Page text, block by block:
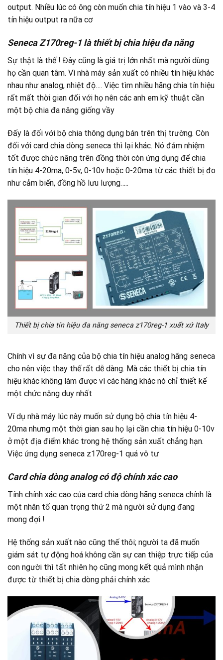
output. Nhiều lúc có ông còn muốn chia tín hiệu 1 vào và 3-4
tín hiệu output ra nữa cơ
Seneca Z170reg-1 là thiết bị chia hiệu đa năng
Sự thật là thế ! Đây cũng là giá trị lớn nhất mà người dùng
họ cần quan tâm. Vì nhà máy sản xuất có nhiều tín hiệu khác
nhau như analog, nhiệt độ…. Việc tìm nhiều hãng chia tín hiệu
rất mất thời gian đối với họ nên các anh em kỹ thuật cần
một bộ chia đa năng giống vầy
Đấy là đối với bộ chia thông dụng bán trên thị trường. Còn
đối với card chia dòng seneca thì lại khác. Nó đảm nhiệm
tốt được chức năng trên đồng thời còn ứng dụng để chia
tín hiệu 4-20ma, 0-5v, 0-10v hoặc 0-20ma từ các thiết bị đo
như cảm biến, đồng hồ lưu lượng…..
Thiết bị chia tín hiệu đa năng seneca z170reg-1 xuất xứ Italy
Chính vì sự đa năng của bộ chia tín hiệu analog hãng seneca
cho nên việc thay thế rất dễ dàng. Mà các thiết bị chia tín
hiệu khác không làm được vì các hãng khác nó chỉ thiết kế
một chức năng duy nhất
Ví dụ nhà máy lúc này muốn sử dụng bộ chia tín hiệu 4-
20ma nhưng một thời gian sau họ lại cần chia tín hiệu 0-10v
ở một địa điểm khác trong hệ thống sản xuất chẳng hạn.
Việc ứng dụng seneca z170reg-1 quá vô tư
Card chia dòng analog có độ chính xác cao
Tính chính xác cao của card chia dòng hãng seneca chính là
một nhân tố quan trọng thứ 2 mà người sử dụng đang
mong đợi !
Hệ thống sản xuất nào cũng thế thôi; người ta đã muốn
giám sát tự động hoá không cần sự can thiệp trực tiếp của
con người thì tất nhiên họ cũng mong kết quả mình nhận
được từ thiết bị chia dòng phải chính xác